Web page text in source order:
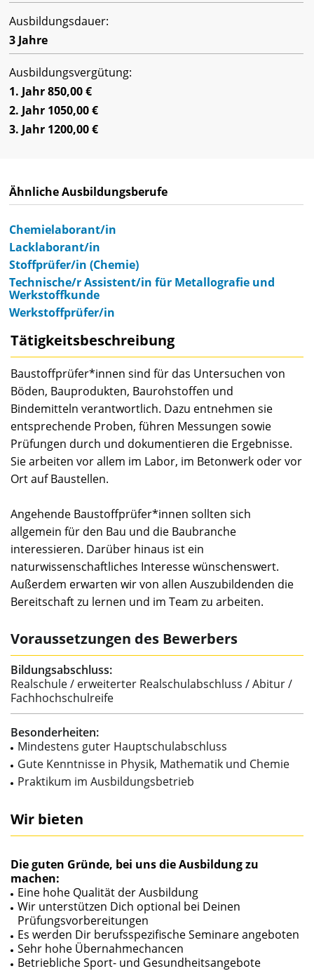
Ausbildungsdauer:
3 Jahre
Ausbildungsvergütung:
1. Jahr 850,00 €
2. Jahr 1050,00 €
3. Jahr 1200,00 €
Ähnliche Ausbildungsberufe
Chemielaborant/in
Lacklaborant/in
Stoffprüfer/in (Chemie)
Technische/r Assistent/in für Metallografie und
Werkstoffkunde
Werkstoffprüfer/in
Tätigkeitsbeschreibung
Baustoffprüfer*innen sind für das Untersuchen von
Böden, Bauprodukten, Baurohstoffen und
Bindemitteln verantwortlich. Dazu entnehmen sie
entsprechende Proben, führen Messungen sowie
Prüfungen durch und dokumentieren die Ergebnisse.
Sie arbeiten vor allem im Labor, im Betonwerk oder vor
Ort auf Baustellen.
Angehende Baustoffprüfer*innen sollten sich
allgemein für den Bau und die Baubranche
interessieren. Darüber hinaus ist ein
naturwissenschaftliches Interesse wünschenswert.
Außerdem erwarten wir von allen Auszubildenden die
Bereitschaft zu lernen und im Team zu arbeiten.
Voraussetzungen des Bewerbers
Bildungsabschluss:
Realschule / erweiterter Realschulabschluss / Abitur /
Fachhochschulreife
Besonderheiten:
Mindestens guter Hauptschulabschluss
Gute Kenntnisse in Physik, Mathematik und Chemie
Praktikum im Ausbildungsbetrieb
Wir bieten
Die guten Gründe, bei uns die Ausbildung zu
machen:
Eine hohe Qualität der Ausbildung
Wir unterstützen Dich optional bei Deinen
Prüfungsvorbereitungen
Es werden Dir berufsspezifische Seminare angeboten
Sehr hohe Übernahmechancen
Betriebliche Sport- und Gesundheitsangebote